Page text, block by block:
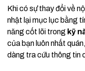
Khi có sự thay đổi về
nhật lại mục lục bằng
năng cốt lõi trong kỹ
của bạn luôn nhất
dàng tra cứu thông tin